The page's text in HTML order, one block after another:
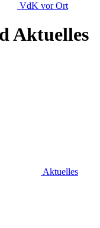
VdK vor Ort
Aktuelles
Aktuelles